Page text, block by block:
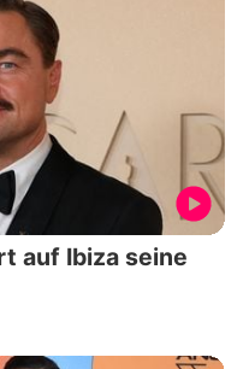
auf Ibiza seine